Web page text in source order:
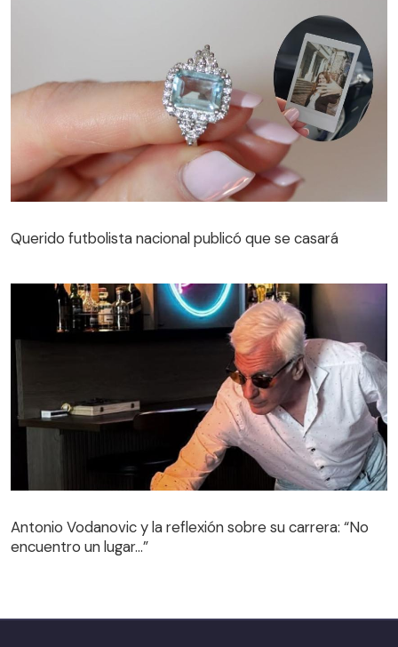
Querido futbolista nacional publicó que se casará
Antonio Vodanovic y la reflexión sobre su carrera: “No
encuentro un lugar…”